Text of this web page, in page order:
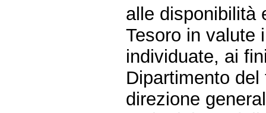
alle disponibilità
Tesoro in valute
individuate, ai
Dipartimento
direzione